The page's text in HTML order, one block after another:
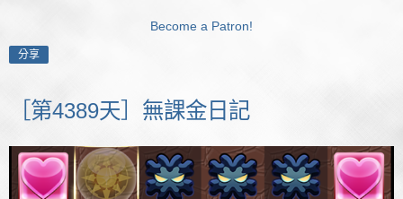
Become a Patron!
分享
［第4389天］無課金日記